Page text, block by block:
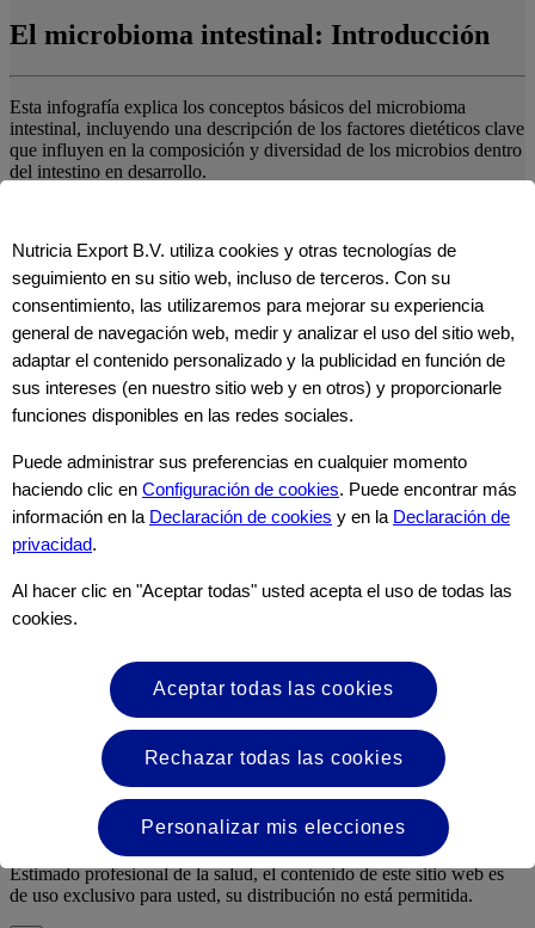
El microbioma intestinal: Introducción
Esta infografía explica los conceptos básicos del microbioma
intestinal, incluyendo una descripción de los factores dietéticos clave
que influyen en la composición y diversidad de los microbios dentro
del intestino en desarrollo.
Nutricia Export B.V. ("Nutricia") y acceder a un
sitio web de terceros.
Antes de continuar, queremos informarle lo siguiente:
1. El sitio web de terceros al que está accediendo no es operado ni
controlado por Nutricia.
ofrecidos en el sitio web de terceros.
3. Cualquier transacción o interacción que usted tenga en el sitio
web de terceros es exclusivamente entre usted y el tercero.
Cancelar
Declaración de PCS
¿Es usted profesional al cuidado de la salud?
La información sobre los productos de esta sección especializada
está dirigida exclusivamente a profesionales de la salud, ya que estos
productos deben utilizarse bajo la supervisión de un profesional de
la salud. Haga clic en “Sí” si es un profesional de la salud, o en
“No” para acceder a información general de Nutricia.
Si hace clic en ‘sí’, está de acuerdo con la siguiente declaración:
Estimado profesional de la salud, el contenido de este sitio web es
de uso exclusivo para usted, su distribución no está permitida.
Nutricia Export B.V. utiliza cookies y otras tecnologías de
seguimiento en su sitio web, incluso de terceros. Con su
consentimiento, las utilizaremos para mejorar su experiencia
general de navegación web, medir y analizar el uso del sitio web,
adaptar el contenido personalizado y la publicidad en función de
sus intereses (en nuestro sitio web y en otros) y proporcionarle
funciones disponibles en las redes sociales.
Puede administrar sus preferencias en cualquier momento
haciendo clic en Configuración de cookies. Puede encontrar más
información en la Declaración de cookies y en la Declaración de
privacidad.
Al hacer clic en "Aceptar todas" usted acepta el uso de todas las
cookies.
Aceptar todas las cookies
Rechazar todas las cookies
Personalizar mis elecciones